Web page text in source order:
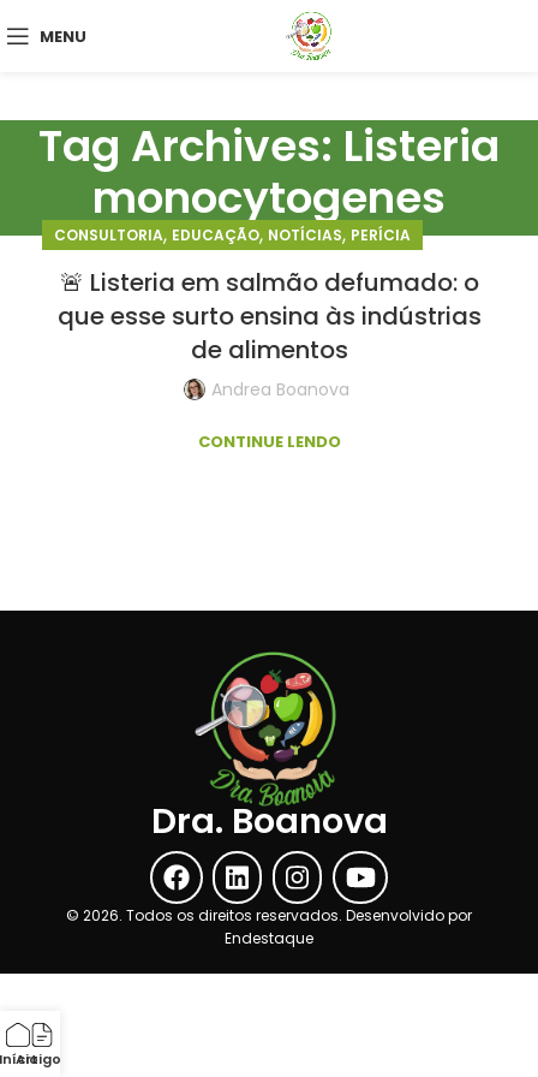
MENU
Tag Archives: Listeria
monocytogenes
CONSULTORIA, EDUCAÇÃO, NOTÍCIAS, PERÍCIA
🚨 Listeria em salmão defumado: o
que esse surto ensina às indústrias
de alimentos
Andrea Boanova
CONTINUE LENDO
Dra. Boanova
© 2026. Todos os direitos reservados. Desenvolvido por
Endestaque
Artigos